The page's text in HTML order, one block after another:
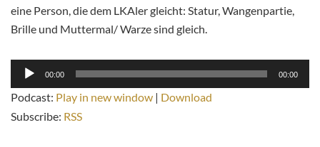
eine Person, die dem LKAler gleicht: Statur, Wangenpartie,
Brille und Muttermal/ Warze sind gleich.
Audio-
Player
00:00 00:00
Podcast: Play in new window | Download
Subscribe: RSS